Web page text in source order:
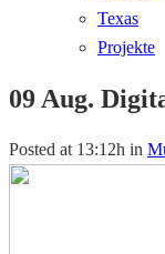
Texas
Projekte
09 Aug.
Posted at 13:12h in